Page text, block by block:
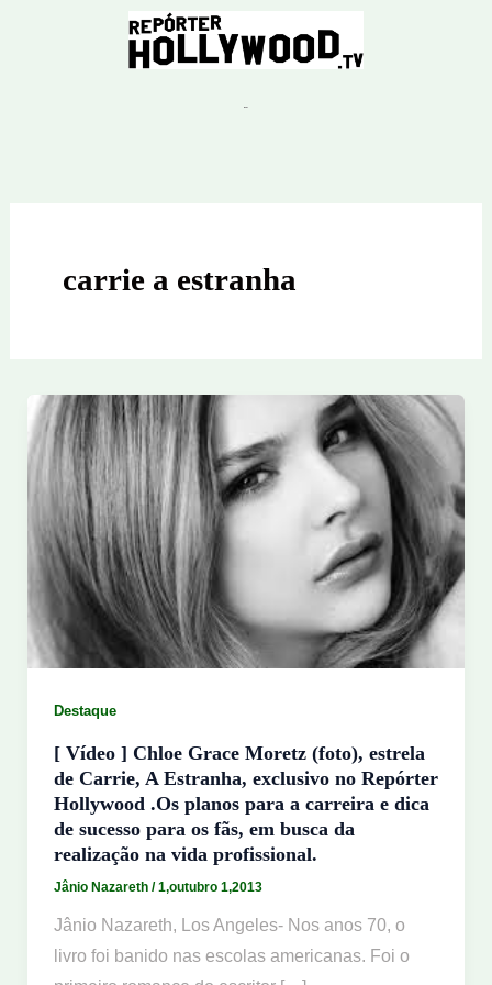
carrie a estranha
Destaque
[ Vídeo ] Chloe Grace Moretz (foto), estrela
de Carrie, A Estranha, exclusivo no Repórter
Hollywood .Os planos para a carreira e dica
de sucesso para os fãs, em busca da
realização na vida profissional.
Jânio Nazareth /1,outubro 1,2013
Jânio Nazareth, Los Angeles- Nos anos 70, o
livro foi banido nas escolas americanas. Foi o